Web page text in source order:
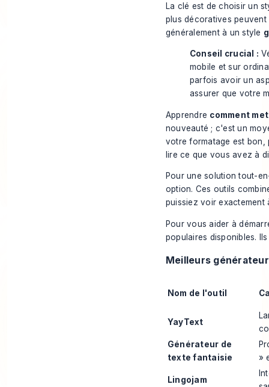
La clé est de choisir un
plus décoratives
généralement à un style
Conseil crucial :
mobile et sur
parfois avoir un
assurer que votre
Apprendre comment
nouveauté ; c'est un
votre formatage est bon,
lire ce que vous avez à
Pour une solution tout-
option. Ces outils
puissiez voir exactement
Pour vous aider à
populaires disponibles.
Meilleurs
Nom de l'outil
YayText
Générateur de
texte fantaisie
»
Lingojam